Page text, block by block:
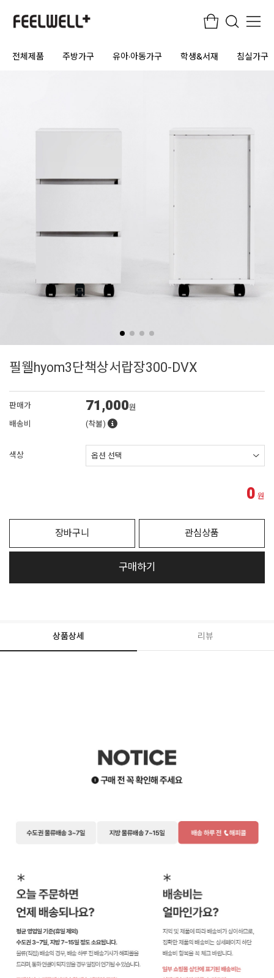
전체제품 주방가구 유아·아동가구 학생&서재 침실가구
필웰hyom3단책상서랍장300-DVX
판매가 71,000원
배송비
(착불)
색상
0 원
장바구니 관심상품
구매하기
상품상세 리뷰